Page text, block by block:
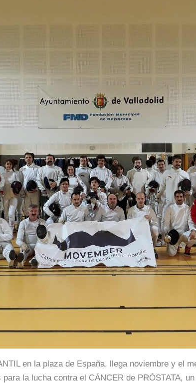
en la plaza de España, llega noviembre y el
la lucha contra el CÁNCER de PRÓSTATA,